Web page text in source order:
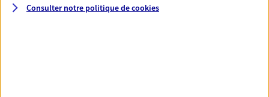
cohérent avec vos besoins
Consulter notre politique decookies